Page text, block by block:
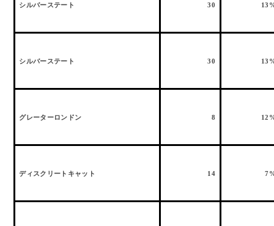
シルバーステート 30
シルバーステート 30
グレーターロンドン 8
ディスクリートキャット 14